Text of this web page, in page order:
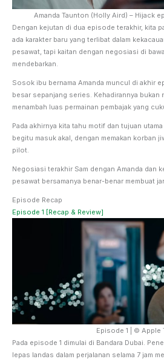
Amanda Taunton (Holly Aird) – Hijack
Dengan kejutan di dua episode terakhir, kita
ada karakter baru yang terlibat dalam
pesawat, tapi kaitan dengan negosiasi di
mendebarkan.
Sosok ibu bernama Amanda muncul di akhir
besar sepanjang series. Kehadirannya bukan
menambah luas permainan pembajak yang
Pada akhirnya kita tahu motif dan tujuan
begitu masuk akal, dengan memakan korban
pilot.
Negosiasi terakhir Sam dengan Amanda dan
pesawat bersamanya benar-benar membuat
Episode Recap
Episode 1 [Recap & Review]
Episode 1 | © Apple
Pada episode 1 dimulai di Bandara Dubai.
lepas landas dalam perjalanan selama 7 jam